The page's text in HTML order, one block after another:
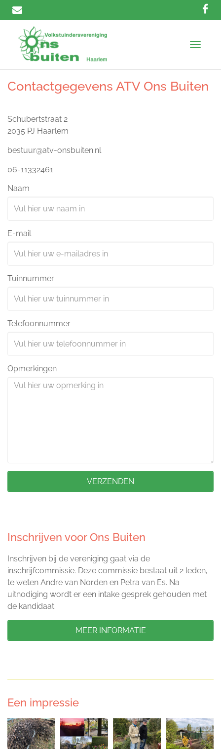
T
g
l
Contactgegevens ATV Ons Buiten
Schubertstraat 2
2035 PJ Haarlem
bestuur@atv-onsbuiten.nl
06-11332461
Naam
E-mail
Tuinnummer
Telefoonnummer
Opmerkingen
VERZENDEN
Inschrijven voor Ons Buiten
Inschrijven bij de vereniging gaat via de
inschrijfcommissie. Deze commissie bestaat uit 2 leden,
te weten Andre van Norden en Petra van Es. Na
uitnodiging wordt er een intake gesprek gehouden met
de kandidaat.
MEER INFORMATIE
Een impressie